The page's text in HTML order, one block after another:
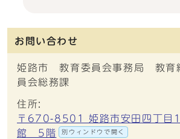
お問い合わせ
姫路市 教育委員会事務局 教育
員会総務課
住所:
〒670-8501 姫路市安田四丁目
館 5階
別ウィンドウで開く